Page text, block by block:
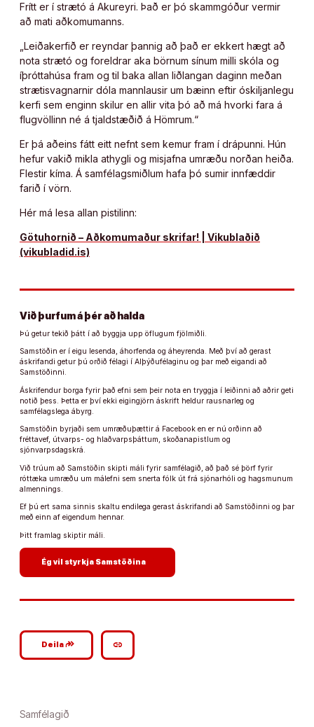
Frítt er í strætó á Akureyri. Það er þó skammgóður vermir
að mati aðkomumanns.
„Leiðakerfið er reyndar þannig að það er ekkert hægt að
nota strætó og foreldrar aka börnum sínum milli skóla og
íþróttahúsa fram og til baka allan liðlangan daginn meðan
strætisvagnarnir dóla mannlausir um bæinn eftir óskiljanlegu
kerfi sem enginn skilur en allir vita þó að má hvorki fara á
flugvöllinn né á tjaldstæðið á Hömrum.“
Er þá aðeins fátt eitt nefnt sem kemur fram í drápunni. Hún
hefur vakið mikla athygli og misjafna umræðu norðan heiða.
Flestir kíma. Á samfélagsmiðlum hafa þó sumir innfæddir
farið í vörn.
Hér má lesa allan pistilinn:
Götuhornið – Aðkomumaður skrifar! | Vikublaðið
(vikubladid.is)
Við þurfum á þér að halda
Þú getur tekið þátt í að byggja upp öflugum fjölmiðli.
Samstöðin er í eigu lesenda, áhorfenda og áheyrenda. Með því að gerast
áskrifandi getur þú orðið félagi í Alþýðufélaginu og þar með eigandi að
Samstöðinni.
Áskrifendur borga fyrir það efni sem þeir nota en tryggja í leiðinni að aðrir geti
notið þess. Þetta er því ekki eigingjörn áskrift heldur rausnarleg og
samfélagslega ábyrg.
Samstöðin byrjaði sem umræðuþættir á Facebook en er nú orðinn að
fréttavef, útvarps- og hlaðvarpsþáttum, skoðanapistlum og
sjónvarpsdagskrá.
Við trúum að Samstöðin skipti máli fyrir samfélagið, að það sé þörf fyrir
róttæka umræðu um málefni sem snerta fólk út frá sjónarhóli og hagsmunum
almennings.
Ef þú ert sama sinnis skaltu endilega gerast áskrifandi að Samstöðinni og þar
með einn af eigendum hennar.
Þitt framlag skiptir máli.
Ég vil styrkja Samstöðina
Deilagoogle_plus_reshare link
Samfélagið